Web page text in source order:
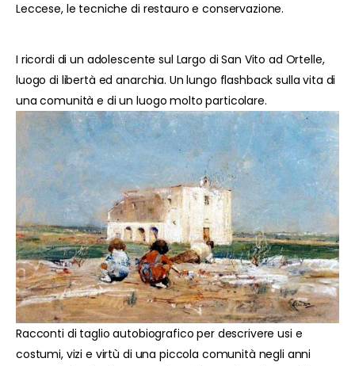
Leccese, le tecniche di restauro e conservazione.
I ricordi di un adolescente sul Largo di San Vito ad Ortelle,
luogo di libertà ed anarchia. Un lungo flashback sulla vita di
una comunità e di un luogo molto particolare.
Racconti di taglio autobiografico per descrivere usi e
costumi, vizi e virtù di una piccola comunità negli anni